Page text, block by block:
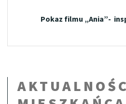
Pokaz filmu „Ania”-